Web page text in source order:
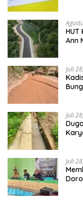
HUT
Ann
Juli
Juli
Juli